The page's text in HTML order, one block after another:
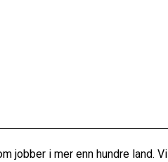
jobber i mer enn hundre land. Vi